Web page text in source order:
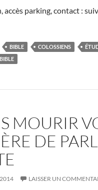
accès parking, contact :
BIBLE COLOSSIENS
MOURIR
DE
LAISSER UN